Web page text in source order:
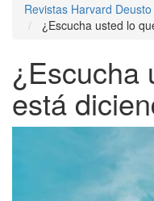
Revistas Harvard Deusto
¿Escucha usted lo
¿Escucha
está